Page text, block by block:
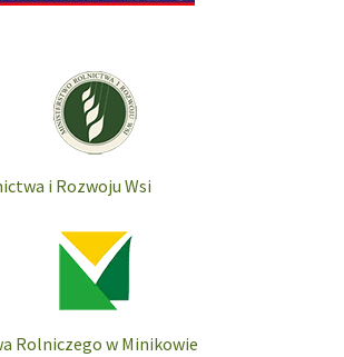
i Rozwoju Wsi
Rolniczego w Minikowie